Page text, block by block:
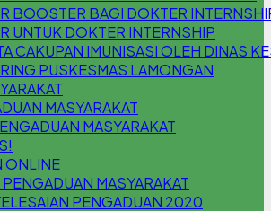
BOOSTER BAGI DOKTER
UNTUK DOKTER INTERNSHIP
CAKUPAN IMUNISASI OLEH DINAS
PUSKESMAS LAMONGAN
MASYARAKAT
MASYARAKAT
ONLINE
MASYARAKAT
PENGADUAN 2020